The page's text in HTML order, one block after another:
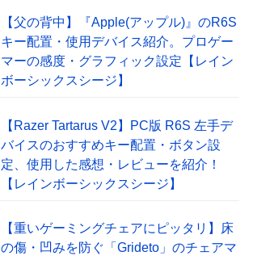
【父の背中】『Apple(アップル)』のR6S
キー配置・使用デバイス紹介。プロゲー
マーの感度・グラフィック設定【レイン
ボーシックスシージ】
【Razer Tartarus V2】PC版 R6S 左手デ
バイスのおすすめキー配置・ボタン設
定、使用した感想・レビューを紹介！
【レインボーシックスシージ】
【重いゲーミングチェアにピッタリ】床
の傷・凹みを防ぐ「Grideto」のチェアマ